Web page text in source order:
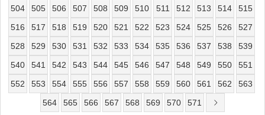
504
505 506 507 508 509 510 511 512 513 514
515
516
517 518 519 520 521 522 523 524 525 526
527
528
529 530 531 532 533 534 535 536 537 538
539
540
541 542 543 544 545 546 547 548 549 550
551
552
553 554 555 556 557 558 559 560 561 562
563
564
565 566 567 568 569 570 571